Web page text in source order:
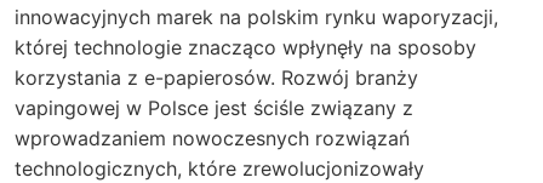
innowacyjnych marek na polskim rynku waporyzacji,
której technologie znacząco wpłynęły na sposoby
korzystania z e-papierosów. Rozwój branży
vapingowej w Polsce jest ściśle związany z
wprowadzaniem nowoczesnych rozwiązań
technologicznych, które zrewolucjonizowały